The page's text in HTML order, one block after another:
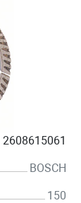
2608615061
BOSCH
150